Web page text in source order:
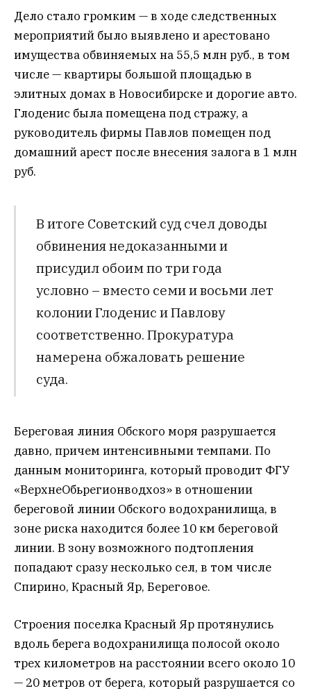
Дело стало громким — в ходе следственных
мероприятий было выявлено и арестовано
имущества обвиняемых на 55,5 млн руб., в том
числе — квартиры большой площадью в
элитных домах в Новосибирске и дорогие авто.
Глоденис была помещена под стражу, а
руководитель фирмы Павлов помещен под
домашний арест после внесения залога в 1 млн
руб.
В итоге Советский суд счел доводы
обвинения недоказанными и
присудил обоим по три года
условно – вместо семи и восьми лет
колонии Глоденис и Павлову
соответственно. Прокуратура
намерена обжаловать решение
суда.
Береговая линия Обского моря разрушается
давно, причем интенсивными темпами. По
данным мониторинга, который проводит ФГУ
«ВерхнеОбьрегионводхоз» в отношении
береговой линии Обского водохранилища, в
зоне риска находится более 10 км береговой
линии. В зону возможного подтопления
попадают сразу несколько сел, в том числе
Спирино, Красный Яр, Береговое.
Строения поселка Красный Яр протянулись
вдоль берега водохранилища полосой около
трех километров на расстоянии всего около 10
— 20 метров от берега, который разрушается со